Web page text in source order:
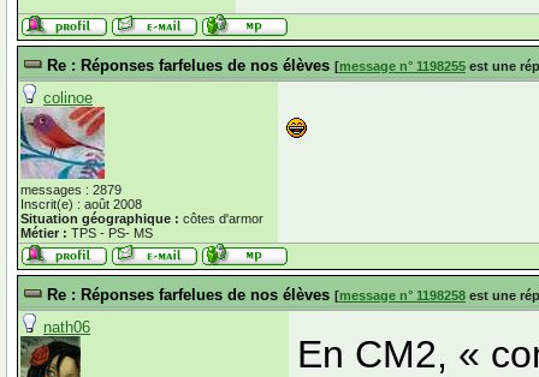
Re : Réponses farfelues de nos élèves [message n° 1198255 est une
colinoe
messages : 2879
Inscrit(e) : août 2008
Situation géographique : côtes d'armor
Métier : TPS - PS- MS
Re : Réponses farfelues de nos élèves [message n° 1198258 est une
nath06
En CM2, «